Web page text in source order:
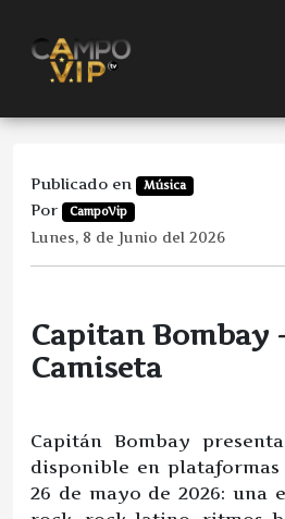
Publicado en Música
Por CampoVip
Lunes, 8 de Junio del 2026
Capitan Bombay
Camiseta
Capitán Bombay
disponible en
26 de mayo de 2026: una